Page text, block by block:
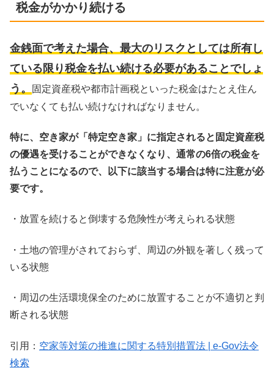
税金がかかり続ける
金銭面で考えた場合、最大のリスクとしては所有し
ている限り税金を払い続ける必要があることでしょ
う。
固定資産税や都市計画税といった税金はたとえ住ん
でいなくても払い続けなければなりません。
特に、空き家が「特定空き家」に指定されると固定資産税
の優遇を受けることができなくなり、通常の6倍の税金を
払うことになるので、以下に該当する場合は特に注意が必
要です。
・放置を続けると倒壊する危険性が考えられる状態
・土地の管理がされておらず、周辺の外観を著しく残って
いる状態
・周辺の生活環境保全のために放置することが不適切と判
断される状態
引用： 空家等対策の推進に関する特別措置法 | e-Gov法令
検索